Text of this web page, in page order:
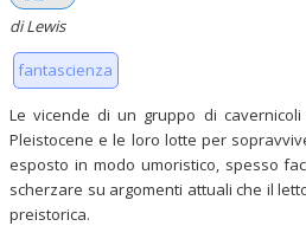
di Lewis
fantascienza
Le vicende di un gruppo di
Pleistocene e le loro lotte per
esposto in modo umoristico, spesso
scherzare su argomenti attuali che il
preistorica.